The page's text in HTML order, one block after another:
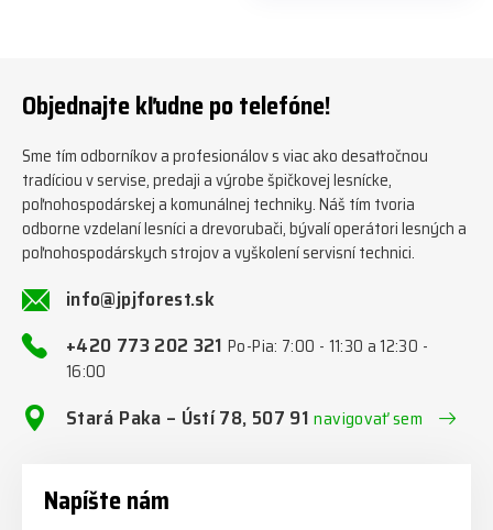
#firewoodproduction
Objednajte kľudne po telefóne!
Sme tím odborníkov a profesionálov s viac ako desaťročnou
tradíciou v servise, predaji a výrobe špičkovej lesnícke,
poľnohospodárskej a komunálnej techniky. Náš tím tvoria
odborne vzdelaní lesníci a drevorubači, bývalí operátori lesných a
poľnohospodárskych strojov a vyškolení servisní technici.
info@jpjforest.sk
+420 773 202 321Po-Pia: 7:00 - 11:30 a 12:30 -
16:00
Stará Paka – Ústí 78, 507 91navigovať sem
Napíšte nám